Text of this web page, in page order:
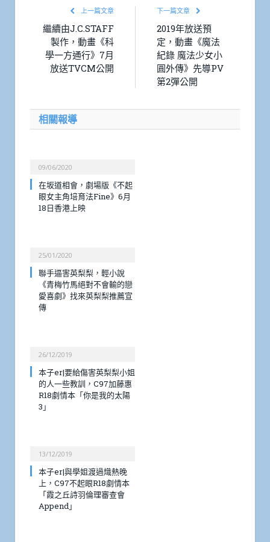
上一篇文章
繼續由J.C.STAFF
製作，動畫《科
學一方通行》7月
放送TVCM公開
下一篇文章
2019年放送預
定，動畫《魔法
紀錄 魔法少女小
圓外傳》先導PV
第2彈公開
相關報導
09/06/2020
在坂道相會，劇場版《不起
眼女主角培育法Fine》6月
18日香港上映
25/01/2020
聯手逼害英梨梨，輕小說
《青梅竹馬絕對不會輸的戀
愛喜劇》找來英梨梨推薦宣
傳
26/12/2019
本子er|要給傷害英梨梨小姐
的人一些教訓，C97加藤惠
R18劇情本「你是我的太陽
3」
13/12/2019
本子er|與學姐渡過熾熱晚
上，C97不起眼R18劇情本
「霞之丘詩羽倫理審查會
Append」